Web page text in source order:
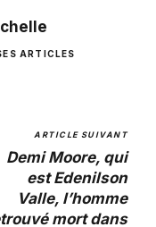
ARTICLES
ARTICLE SUIVANT
Demi Moore, qui
est Edenilson
Valle, l’homme
mort dans